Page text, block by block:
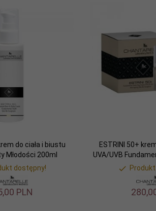
do ciała i biustu
Młodości 200ml
dostępny!
00 PLN
ESTRINI 50+
UVA/UVB
280,